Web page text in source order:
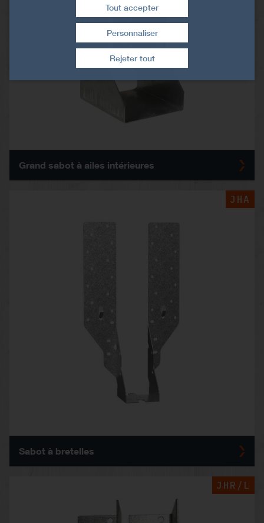
Grand sabot à ailes intérieures
JHA
Sabot à bretelles
JHR/L
Rejeter tout
Tout accepter
Retirer le consentement
Personnaliser